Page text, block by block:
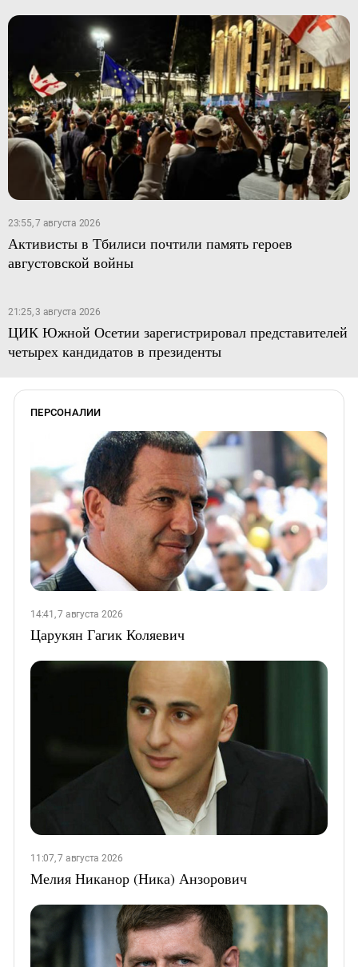
23:55, 7 августа 2026
Активисты в Тбилиси почтили память героев
августовской войны
21:25, 3 августа 2026
ЦИК Южной Осетии зарегистрировал представителей
четырех кандидатов в президенты
ПЕРСОНАЛИИ
14:41, 7 августа 2026
Царукян Гагик Коляевич
11:07, 7 августа 2026
Мелия Никанор (Ника) Анзорович